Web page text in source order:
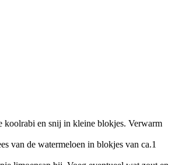
koolrabi en snij in kleine blokjes. Verwarm
van de watermeloen in blokjes van ca.1